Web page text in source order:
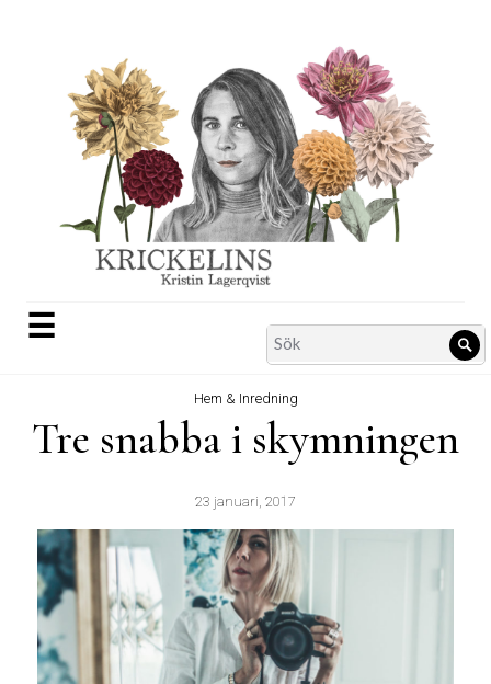
☰
Search
for:
Hem & Inredning
Tre snabba i skymningen
23 januari, 2017